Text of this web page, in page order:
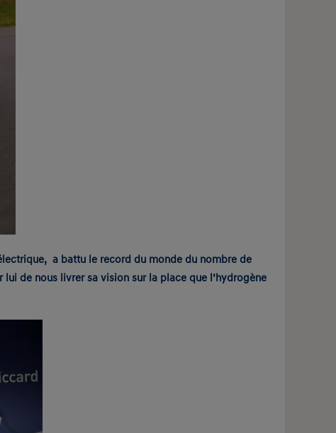
a battu le record du monde du nombre de
lui de nous livrer sa vision sur la place que l’hydrogène